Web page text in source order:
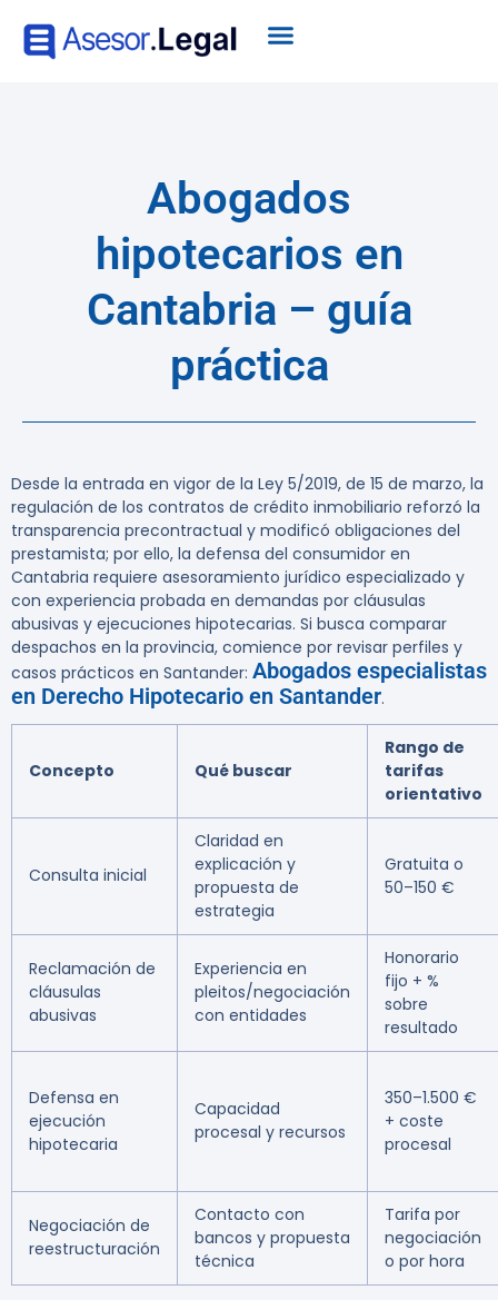
Abogados
hipotecarios en
Cantabria – guía
práctica
Desde la entrada en vigor de la Ley 5/2019, de 15 de marzo, la
regulación de los contratos de crédito inmobiliario reforzó la
transparencia precontractual y modificó obligaciones del
prestamista; por ello, la defensa del consumidor en
Cantabria requiere asesoramiento jurídico especializado y
con experiencia probada en demandas por cláusulas
abusivas y ejecuciones hipotecarias. Si busca comparar
despachos en la provincia, comience por revisar perfiles y
casos prácticos en Santander: Abogados especialistas
en Derecho Hipotecario en Santander.
Concepto Qué buscar
Rango de
tarifas
orientativo
Consulta inicial
Claridad en
explicación y
propuesta de
estrategia
Gratuita o
50–150 €
Reclamación de
cláusulas
abusivas
Experiencia en
pleitos/negociación
con entidades
Honorario
fijo + %
sobre
resultado
Defensa en
ejecución
hipotecaria
Capacidad
procesal y recursos
350–1.500 €
+ coste
procesal
Negociación de
reestructuración
Contacto con
bancos y propuesta
técnica
Tarifa por
negociación
o por hora